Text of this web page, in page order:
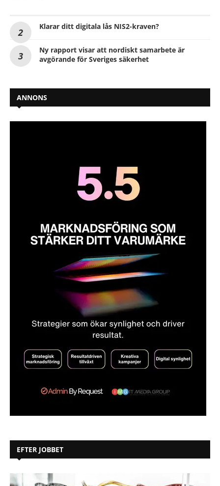
Klarar ditt digitala lås NIS2-kraven?
Ny rapport visar att nordiskt samarbete är
avgörande för Sveriges säkerhet
ANNONS
EFTER JOBBET